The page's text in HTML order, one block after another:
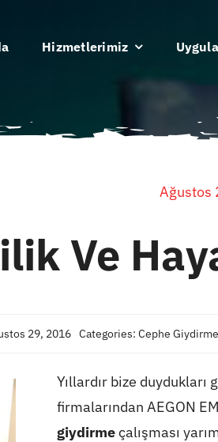
Hizmetlerimiz
Ağustos
Ve
29, 2016 Categories: Cephe Giydirme
Yıllardır bize
firmalarından AEGON
giydirmeçalışması